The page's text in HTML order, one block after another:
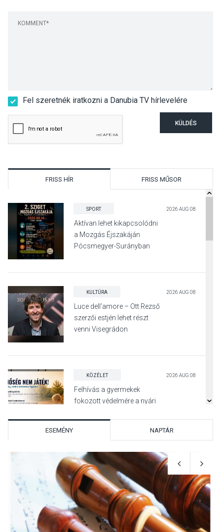
Fel szeretnék iratkozni a Danubia TV hírlevelére
KÜLDÉS
FRISS HÍR FRISS MŰSOR
SPORT 2026 AUG 08
Aktívan lehet kikapcsolódni
a Mozgás Éjszakáján
Pócsmegyer-Surányban
KULTÚRA 2026 AUG 08
Luce dell’amore – Ott Rezső
szerzői estjén lehet részt
venni Visegrádon
KÖZÉLET 2026 AUG 08
Felhívás a gyermekek
fokozott védelmére a nyári
KULTÚRA 2026 AUG 07
Reneszánsz dallamok
csendülnek fel a visegrádi
Királyi Palota
díszudvarában
ESEMÉNY NAPTÁR